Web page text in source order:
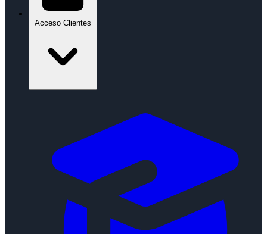
Acceso Clientes